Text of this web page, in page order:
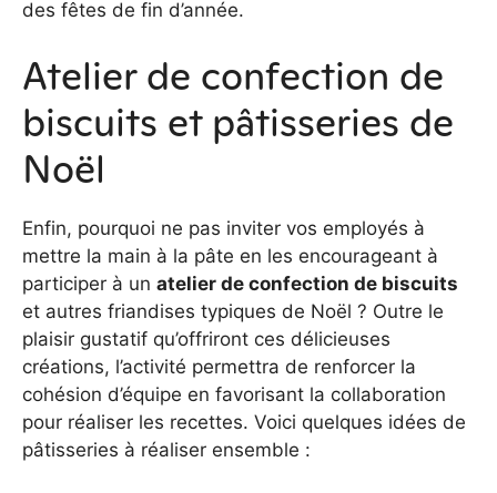
des fêtes de fin d’année.
Atelier de confection de
biscuits et pâtisseries de
Noël
Enfin, pourquoi ne pas inviter vos employés à
mettre la main à la pâte en les encourageant à
participer à un atelier de confection de biscuits
et autres friandises typiques de Noël ? Outre le
plaisir gustatif qu’offriront ces délicieuses
créations, l’activité permettra de renforcer la
cohésion d’équipe en favorisant la collaboration
pour réaliser les recettes. Voici quelques idées de
pâtisseries à réaliser ensemble :